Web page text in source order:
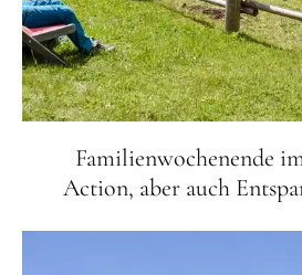
Familienwochenende
Action, aber auch